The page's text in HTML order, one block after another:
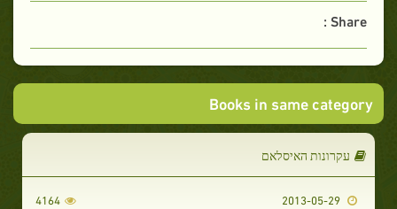
Share :
Books in same category
עקרונות האיסלאם
4164